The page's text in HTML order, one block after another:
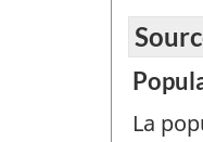
La